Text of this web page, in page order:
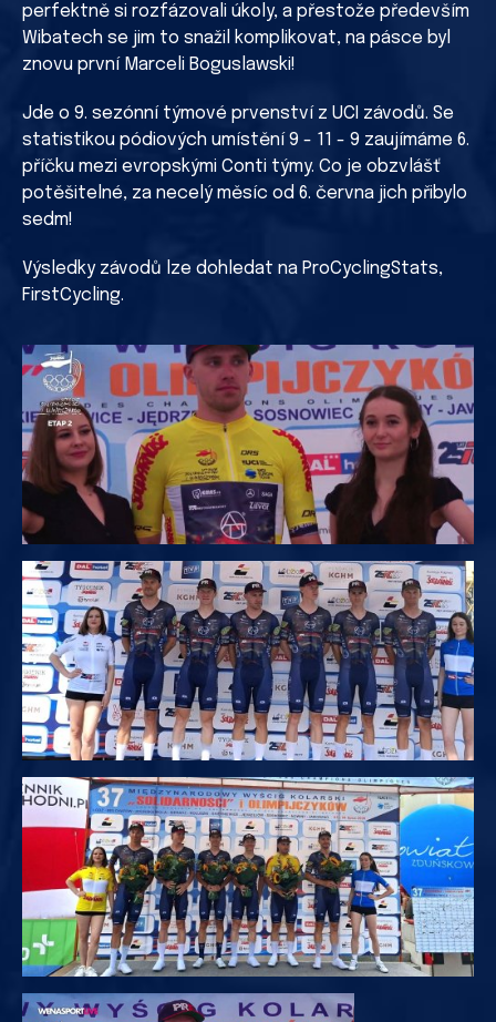
perfektně si rozfázovali úkoly, a přestože především
Wibatech se jim to snažil komplikovat, na pásce byl
znovu první Marceli Boguslawski!
Jde o 9. sezónní týmové prvenství z UCI závodů. Se
statistikou pódiových umístění 9 - 11 - 9 zaujímáme 6.
příčku mezi evropskými Conti týmy. Co je obzvlášť
potěšitelné, za necelý měsíc od 6. června jich přibylo
sedm!
Výsledky závodů lze dohledat na ProCyclingStats,
FirstCycling.